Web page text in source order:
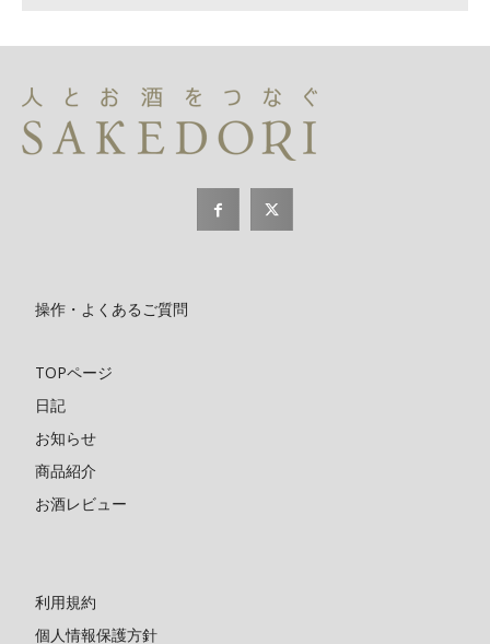
操作・よくあるご質問
TOPページ
日記
お知らせ
商品紹介
お酒レビュー
利用規約
個人情報保護方針